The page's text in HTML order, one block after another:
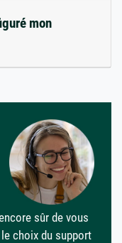
mon
sûr de vous
choix du support